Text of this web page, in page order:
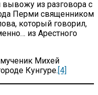
из разговора с
Перми священником
который говорил,
из Арестного
Михей
Кунгуре.[4]